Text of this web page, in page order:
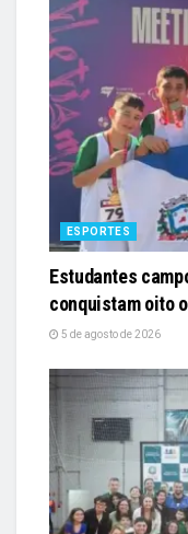
ESPORTES
Estudantes
conquistam oito
5 de agosto de 2026